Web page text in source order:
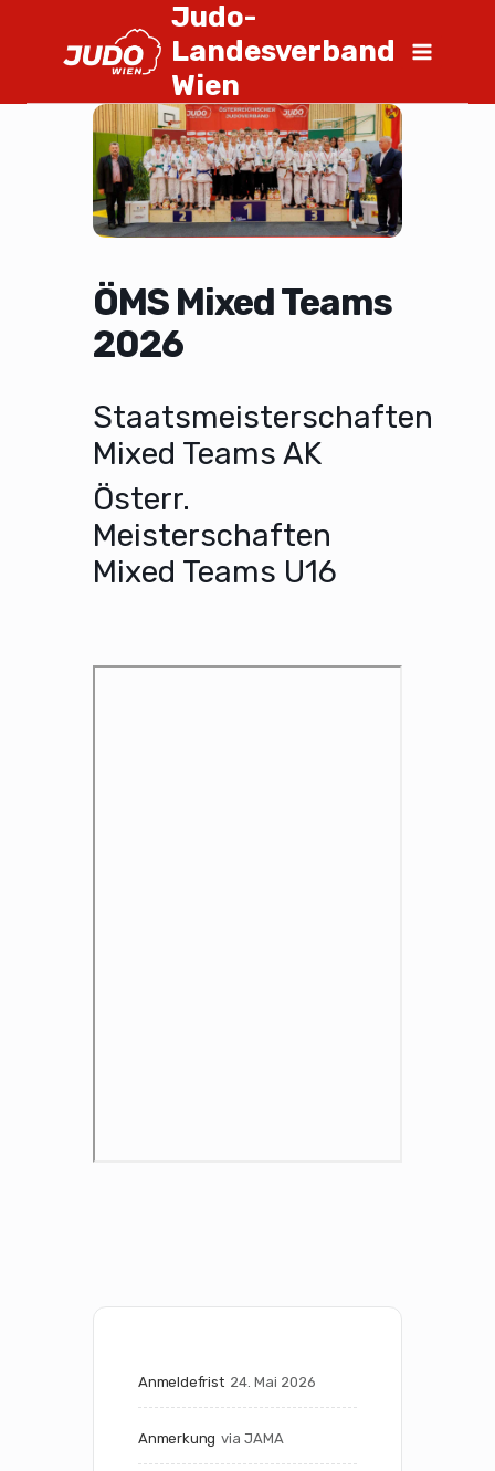
Judo-
Landesverband
Wien
ÖMS Mixed Teams
2026
Staatsmeisterschaften
Mixed Teams AK
Österr.
Meisterschaften
Mixed Teams U16
Anmeldefrist 24. Mai 2026
Anmerkung via JAMA